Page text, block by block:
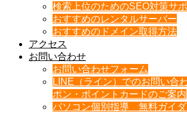
検索上位のためのSEO対策サ
おすすめのレンタルサーバー
おすすめのドメイン取得方法
アクセス
お問い合わせ
お問い合わせフォーム
LINE（ライン）でのお問い合
ポン・ポイントカードのご案内
パソコン個別指導 無料ガイダ